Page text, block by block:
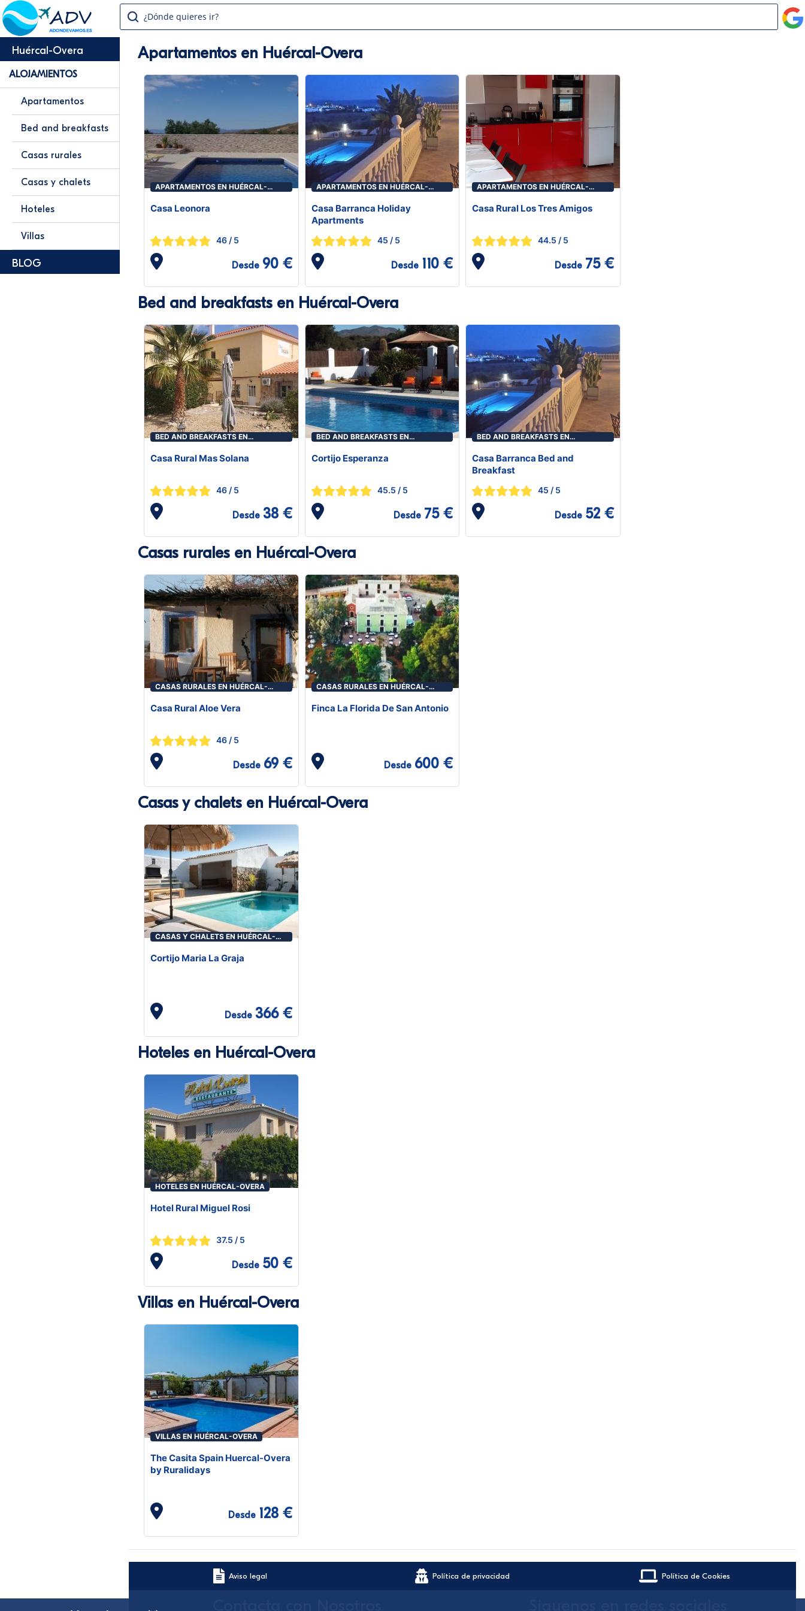
¿Dónde quieres ir?
Huércal-Overa
ALOJAMIENTOS
Apartamentos
Bed and breakfasts
Casas rurales
Casas y chalets
Hoteles
Villas
BLOG
Apartamentos en Huércal-Overa
APARTAMENTOS EN HUÉRCAL-
Casa Leonora
46 / 5
Desde 90 €
APARTAMENTOS EN HUÉRCAL-
Casa Barranca Holiday
Apartments
45 / 5
Desde 110 €
APARTAMENTOS EN HUÉRCAL-
Casa Rural Los Tres Amigos
44.5 / 5
Desde 75 €
Bed and breakfasts en Huércal-Overa
BED AND BREAKFASTS EN
Casa Rural Mas Solana
46 / 5
Desde 38 €
BED AND BREAKFASTS EN
Cortijo Esperanza
45.5 / 5
Desde 75 €
BED AND BREAKFASTS EN
Casa Barranca Bed and
Breakfast
45 / 5
Desde 52 €
Casas rurales en Huércal-Overa
CASAS RURALES EN HUÉRCAL-
Casa Rural Aloe Vera
46 / 5
Desde 69 €
CASAS RURALES EN HUÉRCAL-
Finca La Florida De San Antonio
Desde 600 €
Casas y chalets en Huércal-Overa
CASAS Y CHALETS EN HUÉRCAL-
Cortijo Maria La Graja
Desde 366 €
Hoteles en Huércal-Overa
HOTELES EN HUÉRCAL-OVERA
Hotel Rural Miguel Rosi
37.5 / 5
Desde 50 €
Villas en Huércal-Overa
VILLAS EN HUÉRCAL-OVERA
The Casita Spain Huercal-Overa
by Ruralidays
Desde 128 €
Aviso legal Política de privacidad Política de Cookies